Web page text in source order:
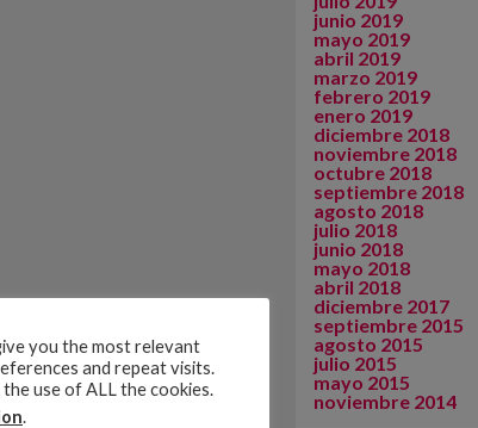
junio 2019
mayo 2019
abril 2019
marzo 2019
febrero 2019
enero 2019
diciembre 2018
noviembre 2018
octubre 2018
septiembre 2018
agosto 2018
julio 2018
junio 2018
mayo 2018
abril 2018
diciembre 2017
septiembre 2015
agosto 2015
julio 2015
mayo 2015
noviembre 2014
you the most relevant
and repeat visits.
the use of ALL the cookies.
.